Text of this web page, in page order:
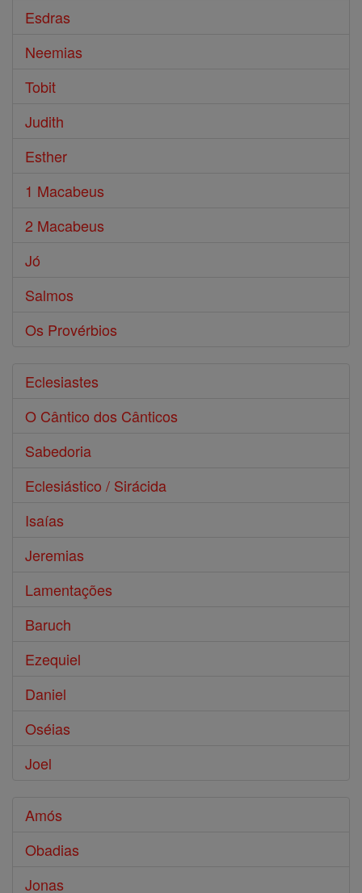
Esdras
Neemias
Tobit
Judith
Esther
1 Macabeus
2 Macabeus
Jó
Salmos
Os Provérbios
Eclesiastes
O Cântico dos Cânticos
Sabedoria
Eclesiástico / Sirácida
Isaías
Jeremias
Lamentações
Baruch
Ezequiel
Daniel
Oséias
Joel
Amós
Obadias
Jonas